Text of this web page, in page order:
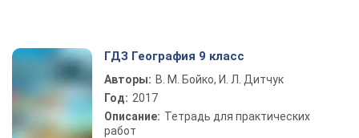
ГДЗ География 9 класс
Авторы: В. М. Бойко, И. Л. Дитчук
Год: 2017
Описание: Тетрадь для практических
работ